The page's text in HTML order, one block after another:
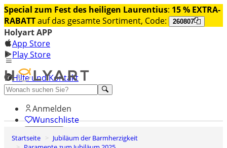
Special zum Fest des heiligen Laurentius: 15 % EXTRA-
RABATTauf das gesamte Sortiment, Code: 260807
Holyart APP
App Store
Play Store
Hilfe und Kontakt
Entdecken Sie Premium
Anmelden
Wunschliste
0
Warenkorb
Startseite
Jubiläum der Barmherzigkeit